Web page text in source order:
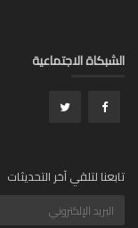
الشبكاة الاجتماعية
تابعنا لتلقي آخر التحديثات